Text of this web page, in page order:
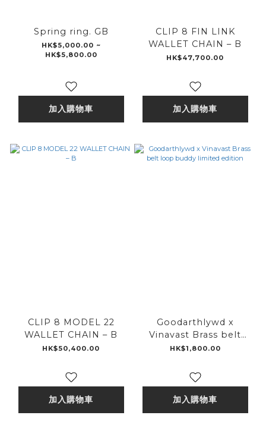
Spring ring. GB
HK$5,000.00 ~
HK$5,800.00
加入購物車
CLIP 8 FIN LINK
WALLET CHAIN – B
HK$47,700.00
加入購物車
CLIP 8 MODEL 22
WALLET CHAIN – B
HK$50,400.00
加入購物車
Goodarthlywd x
Vinavast Brass belt
loop buddy limited
HK$1,800.00
加入購物車